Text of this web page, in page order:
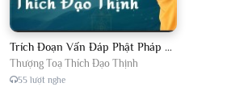
Trích Đoạn Vấn Đáp Phật Pháp 2026
Thượng Toạ Thích Đạo Thịnh
55 lượt nghe